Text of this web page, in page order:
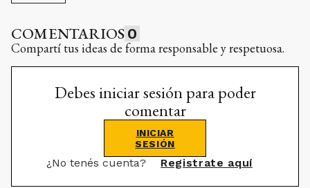
COMENTARIOS 0
Compartí tus ideas de forma responsable y respetuosa.
Debes iniciar sesión para poder
comentar
INICIAR
SESIÓN
¿No tenés cuenta? Registrate aquí